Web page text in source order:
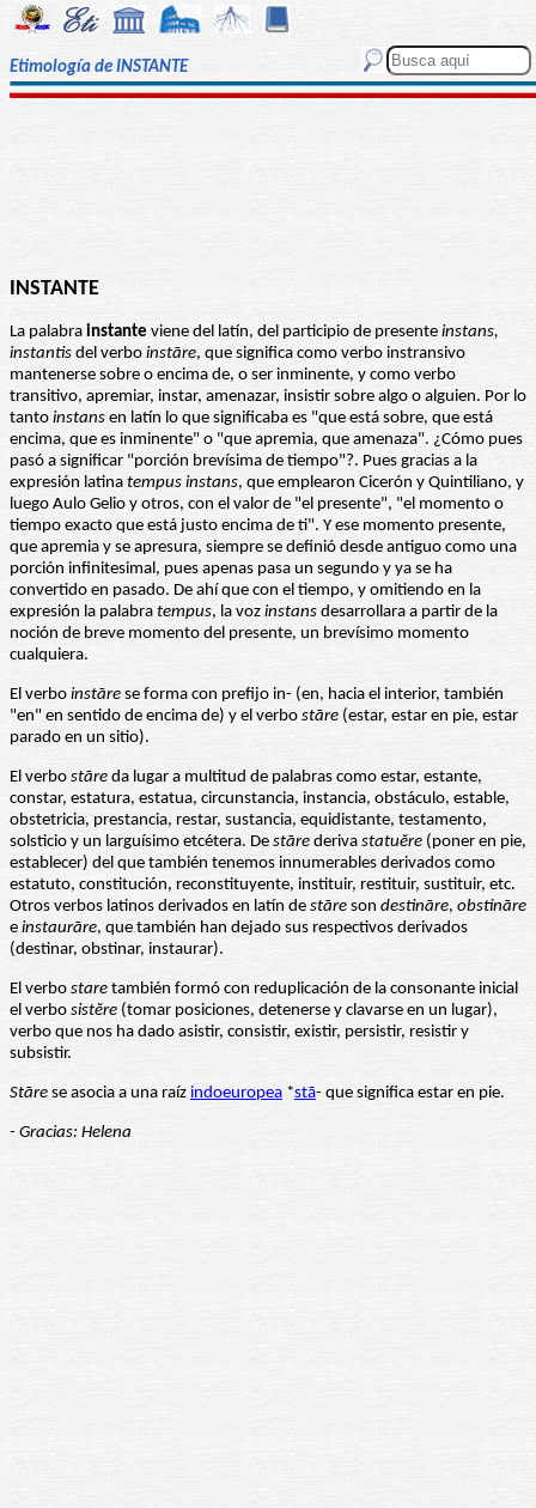
Etimología de INSTANTE
INSTANTE
La palabra instante viene del latín, del participio de presente instans,
instantis del verbo instāre, que significa como verbo instransivo
mantenerse sobre o encima de, o ser inminente, y como verbo
transitivo, apremiar, instar, amenazar, insistir sobre algo o alguien. Por lo
tanto instans en latín lo que significaba es "que está sobre, que está
encima, que es inminente" o "que apremia, que amenaza". ¿Cómo pues
pasó a significar "porción brevísima de tiempo"?. Pues gracias a la
expresión latina tempus instans, que emplearon Cicerón y Quintiliano, y
luego Aulo Gelio y otros, con el valor de "el presente", "el momento o
tiempo exacto que está justo encima de ti". Y ese momento presente,
que apremia y se apresura, siempre se definió desde antiguo como una
porción infinitesimal, pues apenas pasa un segundo y ya se ha
convertido en pasado. De ahí que con el tiempo, y omitiendo en la
expresión la palabra tempus, la voz instans desarrollara a partir de la
noción de breve momento del presente, un brevísimo momento
cualquiera.
El verbo instāre se forma con prefijo in- (en, hacia el interior, también
"en" en sentido de encima de) y el verbo stāre (estar, estar en pie, estar
parado en un sitio).
El verbo stāre da lugar a multitud de palabras como estar, estante,
constar, estatura, estatua, circunstancia, instancia, obstáculo, estable,
obstetricia, prestancia, restar, sustancia, equidistante, testamento,
solsticio y un larguísimo etcétera. De stāre deriva statuĕre (poner en pie,
establecer) del que también tenemos innumerables derivados como
estatuto, constitución, reconstituyente, instituir, restituir, sustituir, etc.
Otros verbos latinos derivados en latín de stāre son destināre, obstināre
e instaurāre, que también han dejado sus respectivos derivados
(destinar, obstinar, instaurar).
El verbo stare también formó con reduplicación de la consonante inicial
el verbo sistĕre (tomar posiciones, detenerse y clavarse en un lugar),
verbo que nos ha dado asistir, consistir, existir, persistir, resistir y
subsistir.
Stāre se asocia a una raíz indoeuropea *stā- que significa estar en pie.
- Gracias: Helena